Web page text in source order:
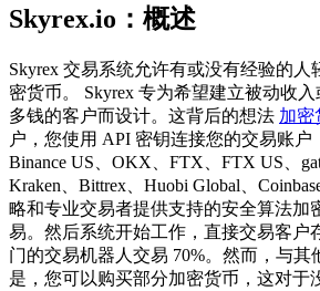
Skyrex.io：概述
Skyrex 交易系统允许有或没有经验的人
密货币。 Skyrex 专为希望建立被动收
多钱的客户而设计。这背后的想法 加密
户，您使用 API 密钥连接您的交易账户
Binance US、OKX、FTX、FTX US、
Kraken、Bittrex、Huobi Global、
略和专业交易者提供支持的安全算法加
易。然后系统开始工作，直接交易客户
门的交易机器人交易 70%。然而，与其
是，您可以购买部分加密货币，这对于